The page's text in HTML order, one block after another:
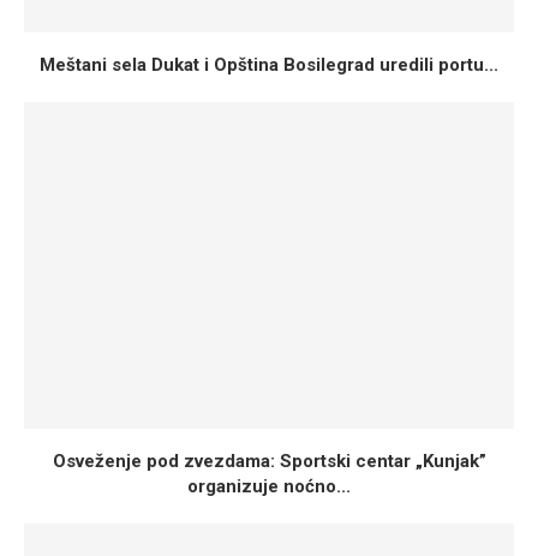
Meštani sela Dukat i Opština Bosilegrad uredili portu...
Osveženje pod zvezdama: Sportski centar „Kunjak”
organizuje noćno...